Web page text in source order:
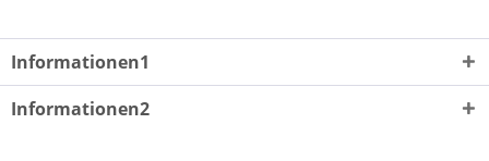
Informationen1
Informationen2